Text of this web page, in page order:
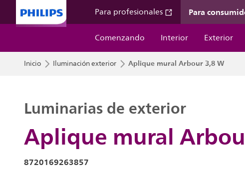
Para profesionales Para
Comenzando
Interior Exterior
Inicio Iluminación exterior Aplique mural Arbour 3,8 W
Aplique mural
Luminarias de exterior
8720169263857